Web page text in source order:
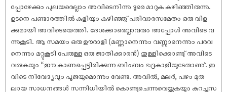
പ്പോഴേക്കും പുലയരെല്ലാം അവിടെനിന്നു ദൂരെ മാറുക കഴിഞ്ഞിരുന്നു.
ഉടനെ പണ്ടാരത്തിൽ കുളിയും കഴിഞ്ഞു് പരിവാരസമേതം ഒരു വിള
ക്കുമായി അവിടെയെത്തി. ദേശക്കാരെല്ലാവരും അപ്പോൾ അവിടെ വ
ന്നുകൂടി. ആ സമയം ഒരു ഊരാളി (മണ്ണാനെന്നും വണ്ണാനെന്നും പരവ
നെന്നും മറ്റുകൂടി പേരുള്ള ഒരു ജാതിക്കാരൻ) തുള്ളിക്കൊണ്ടു് അവിടെ
വരുകയും “ഈ കാണപ്പെട്ടിരിക്കുന്ന ബിംബം ഭദ്രകാളിയുടേതാണു്. ഇ
വിടെ നിവേദ്യവും പൂജയുമൊന്നും വേണ്ട. അവിൽ, മലർ, പഴം മുത
ലായ സാധനങ്ങൾ സന്നിധിയിൽ കൊണ്ടുചെന്നുവെയ്ക്കുകയും കുറച്ചുസ